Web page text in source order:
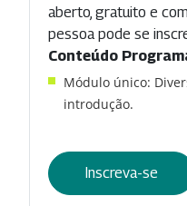
aberto, gratuito e
pessoa pode se
Conteúdo
Módulo único:
introdução.
Inscreva-se